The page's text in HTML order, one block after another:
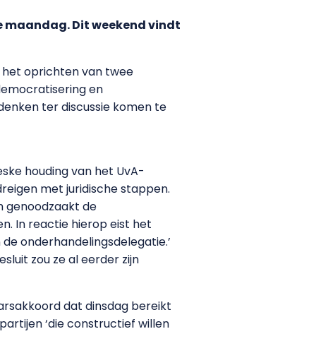
maandag. Dit weekend vindt
het oprichten van twee
en
ter discussie komen te
houding van het UvA-
met juridische stappen.
genoodzaakt de
In reactie hierop eist het
onderhandelingsdelegatie.’
zou ze al eerder zijn
dat dinsdag bereikt
‘die constructief willen